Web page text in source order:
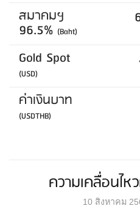
สมาคมฯ
96.5% (Baht)
Gold Spot
(USD)
ค่าเงินบาท
(USDTHB)
ความเคลื่อนไ
10 สิงหาคม